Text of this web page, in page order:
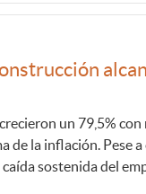
un 79,5%
de la inflación. Pese
caída sostenida del